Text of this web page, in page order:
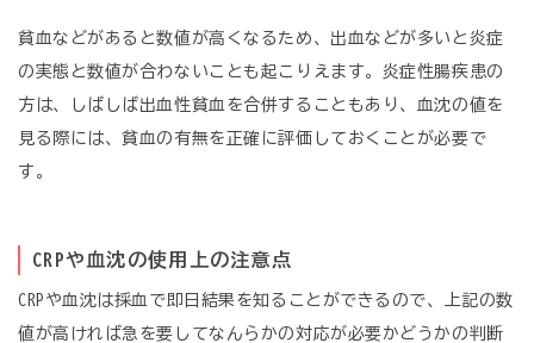
貧血などがあると数値が高くなるため、出血などが多いと炎症
の実態と数値が合わないことも起こりえます。炎症性腸疾患の
方は、しばしば出血性貧血を合併することもあり、血沈の値を
見る際には、貧血の有無を正確に評価しておくことが必要で
す。
CRPや血沈の使用上の注意点
CRPや血沈は採血で即日結果を知ることができるので、上記の数
値が高ければ急を要してなんらかの対応が必要かどうかの判断